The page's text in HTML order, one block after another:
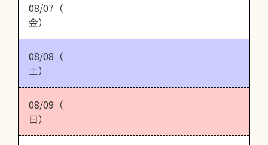
08/07（
金）
08/08（
土）
08/09（
日）